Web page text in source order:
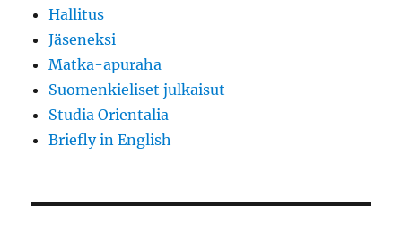
Hallitus
Jäseneksi
Matka-apuraha
Suomenkieliset julkaisut
Studia Orientalia
Briefly in English